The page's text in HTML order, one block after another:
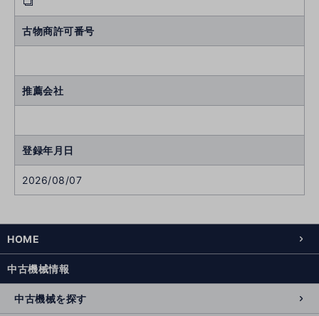
古物商許可番号
推薦会社
登録年月日
2026/08/07
HOME
中古機械情報
中古機械を探す